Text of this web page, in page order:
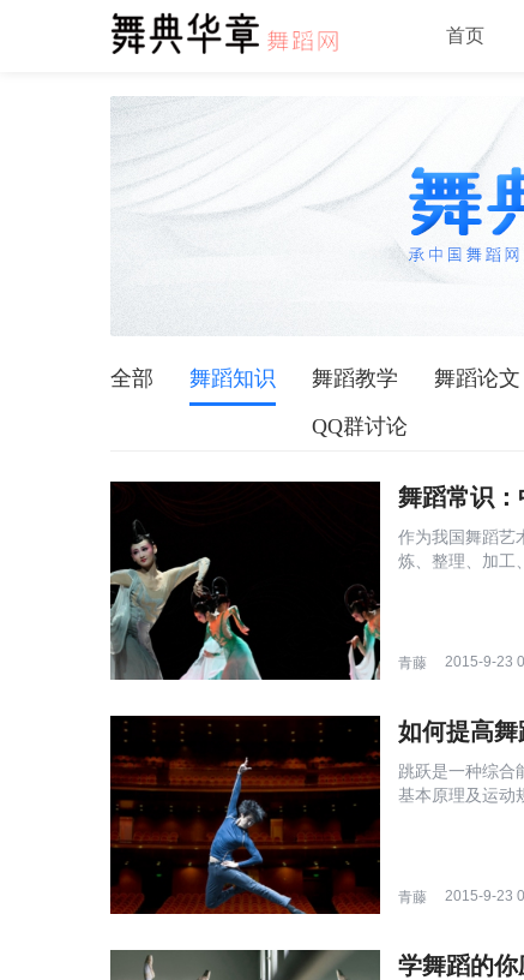
首页
全部 舞蹈知识 舞蹈教学 舞蹈论文
QQ群讨论
舞蹈常识：
作为我国舞蹈艺
炼、整理、加工
青藤 2015-9-23
如何提高
跳跃是一种综合
基本原理及运动
青藤 2015-9-23
学舞蹈的你